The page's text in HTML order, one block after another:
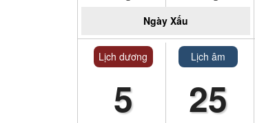
Ngày Xấu
Lịch dương
5
Lịch âm
25